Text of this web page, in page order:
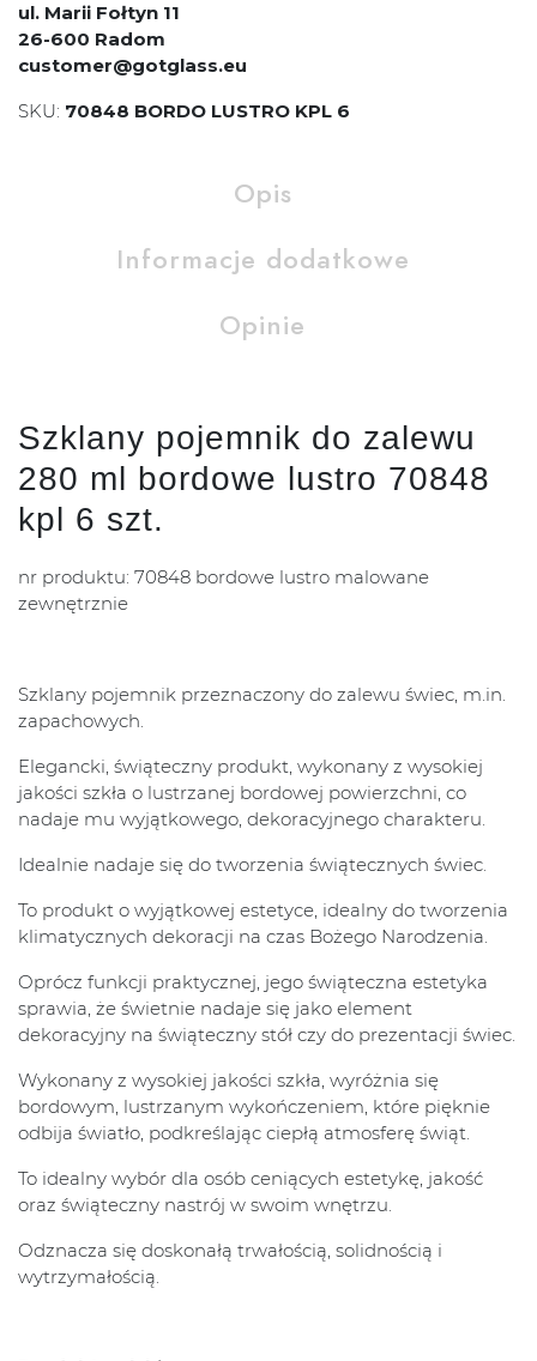
ul. Marii Fołtyn 11
26-600 Radom
customer@gotglass.eu
SKU: 70848 BORDO LUSTRO KPL 6
Opis
Informacje dodatkowe
Opinie
Szklany pojemnik do zalewu
280 ml bordowe lustro 70848
kpl 6 szt.
nr produktu: 70848 bordowe lustro malowane
zewnętrznie
Szklany pojemnik przeznaczony do zalewu świec, m.in.
zapachowych.
Elegancki, świąteczny produkt, wykonany z wysokiej
jakości szkła o lustrzanej bordowej powierzchni, co
nadaje mu wyjątkowego, dekoracyjnego charakteru.
Idealnie nadaje się do tworzenia świątecznych świec.
To produkt o wyjątkowej estetyce, idealny do tworzenia
klimatycznych dekoracji na czas Bożego Narodzenia.
Oprócz funkcji praktycznej, jego świąteczna estetyka
sprawia, że świetnie nadaje się jako element
dekoracyjny na świąteczny stół czy do prezentacji świec.
Wykonany z wysokiej jakości szkła, wyróżnia się
bordowym, lustrzanym wykończeniem, które pięknie
odbija światło, podkreślając ciepłą atmosferę świąt.
To idealny wybór dla osób ceniących estetykę, jakość
oraz świąteczny nastrój w swoim wnętrzu.
Odznacza się doskonałą trwałością, solidnością i
wytrzymałością.